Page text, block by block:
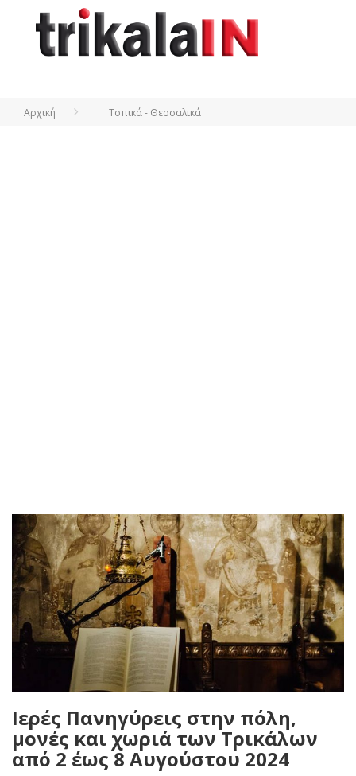
Αρχική Τοπικά - Θεσσαλικά
Ιερές Πανηγύρεις στην πόλη,
μονές και χωριά των Τρικάλων
από 2 έως 8 Αυγούστου 2024